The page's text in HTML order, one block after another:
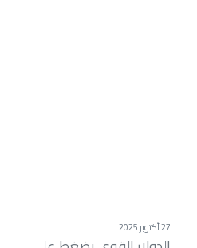
27 أكتوبر 2025